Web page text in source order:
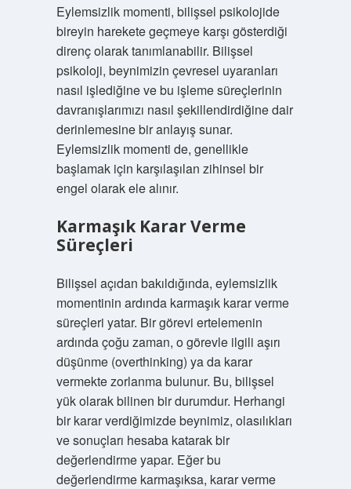
Eylemsizlik momenti, bilişsel psikolojide
bireyin harekete geçmeye karşı gösterdiği
direnç olarak tanımlanabilir. Bilişsel
psikoloji, beynimizin çevresel uyaranları
nasıl işlediğine ve bu işleme süreçlerinin
davranışlarımızı nasıl şekillendirdiğine dair
derinlemesine bir anlayış sunar.
Eylemsizlik momenti de, genellikle
başlamak için karşılaşılan zihinsel bir
engel olarak ele alınır.
Karmaşık Karar Verme
Süreçleri
Bilişsel açıdan bakıldığında, eylemsizlik
momentinin ardında karmaşık karar verme
süreçleri yatar. Bir görevi ertelemenin
ardında çoğu zaman, o görevle ilgili aşırı
düşünme (overthinking) ya da karar
vermekte zorlanma bulunur. Bu, bilişsel
yük olarak bilinen bir durumdur. Herhangi
bir karar verdiğimizde beynimiz, olasılıkları
ve sonuçları hesaba katarak bir
değerlendirme yapar. Eğer bu
değerlendirme karmaşıksa, karar verme